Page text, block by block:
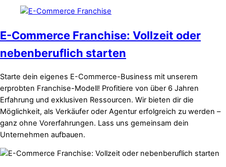
E-Commerce Franchise: Vollzeit oder
nebenberuflich starten
Starte dein eigenes E-Commerce-Business mit unserem
erprobten Franchise-Modell! Profitiere von über 6 Jahren
Erfahrung und exklusiven Ressourcen. Wir bieten dir die
Möglichkeit, als Verkäufer oder Agentur erfolgreich zu werden –
ganz ohne Vorerfahrungen. Lass uns gemeinsam dein
Unternehmen aufbauen.